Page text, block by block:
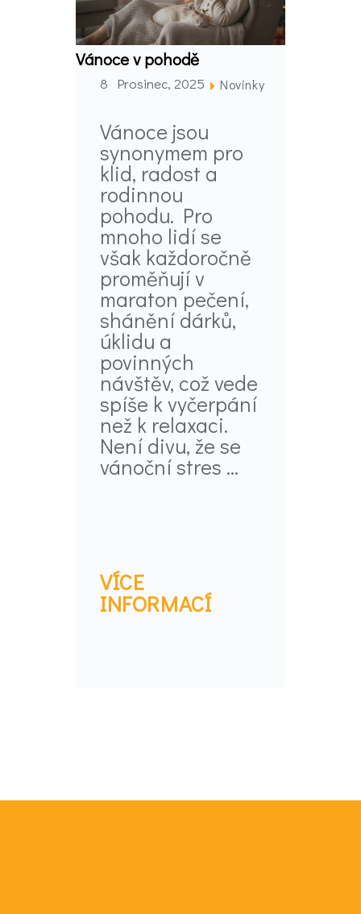
Vánoce v pohodě
8 Prosinec, 2025 Novinky
Vánoce jsou
synonymem pro
klid, radost a
rodinnou
pohodu. Pro
mnoho lidí se
však každoročně
proměňují v
maraton pečení,
shánění dárků,
úklidu a
povinných
návštěv, což vede
spíše k vyčerpání
než k relaxaci.
Není divu, že se
vánoční stres ...
VÍCE
INFORMACÍ